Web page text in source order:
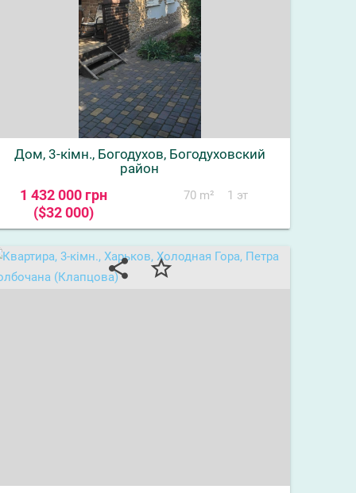
Дом, 3-кімн., Богодухов, Богодуховский
район
1 432 000 грн
($32 000)
70 m² 1 эт
share star_border